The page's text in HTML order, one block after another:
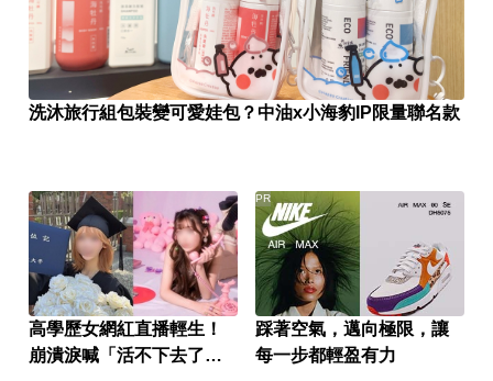
洗沐旅行組包裝變可愛娃包？中油x小海豹IP限量聯名款
高學歷女網紅直播輕生！
崩潰淚喊「活不下去了」
踩著空氣，邁向極限，讓
每一步都輕盈有力
PR